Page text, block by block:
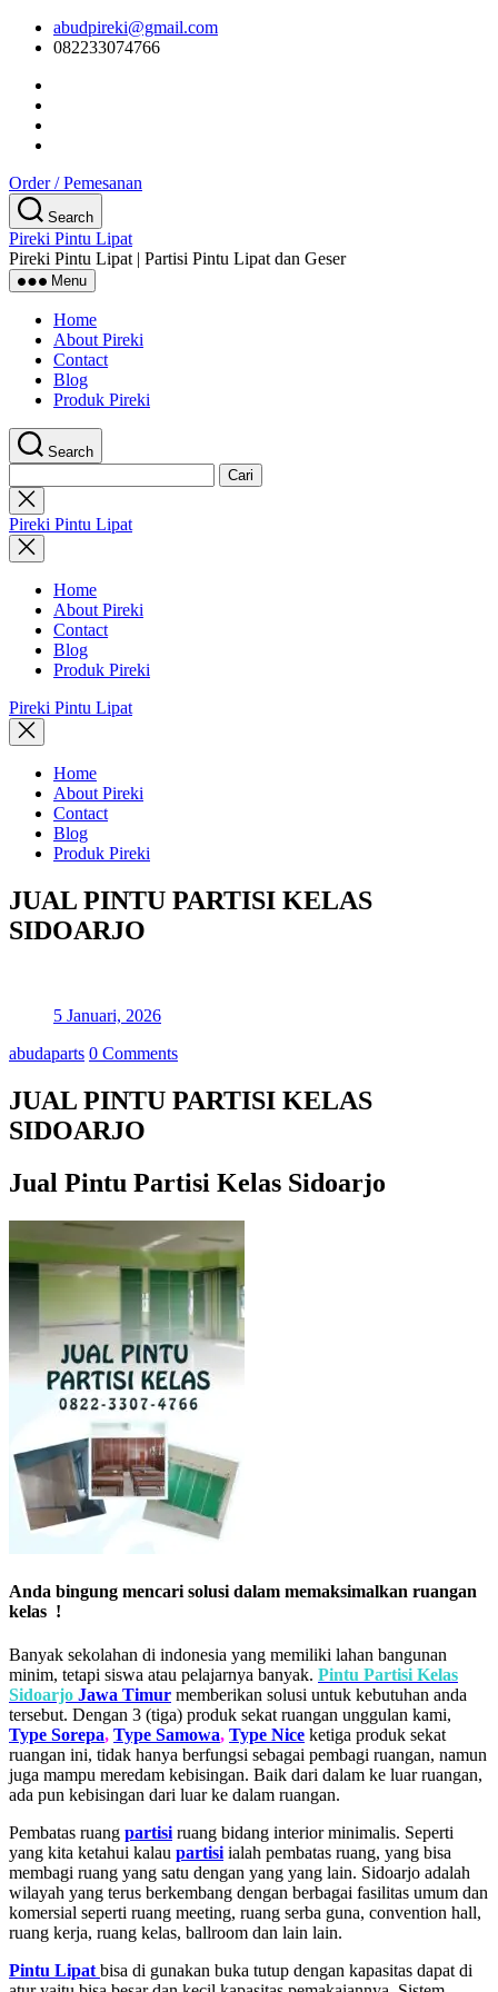
Skip
content
abudpireki@gmail.com
082233074766
Order / Pemesanan
Search
Pireki Pintu Lipat
Pireki Pintu Lipat | Partisi Pintu Lipat dan Geser
Menu
Home
About Pireki
Contact
Blog
Produk Pireki
Search
untuk:
Close
search
Pireki Pintu Lipat
Home
About Pireki
Contact
Blog
Produk Pireki
Pireki Pintu Lipat
Home
About Pireki
Contact
Blog
Produk Pireki
JUAL PINTU PARTISI KELAS
SIDOARJO
5 Januari, 2026
abudaparts 0 Comments
JUAL PINTU PARTISI KELAS
SIDOARJO
Jual Pintu Partisi Kelas Sidoarjo
Anda bingung mencari solusi dalam memaksimalkan ruangan
kelas !
Banyak sekolahan di indonesia yang memiliki lahan bangunan
minim, tetapi siswa atau pelajarnya banyak. Pintu Partisi Kelas
Sidoarjo Jawa Timur memberikan solusi untuk kebutuhan anda
tersebut. Dengan 3 (tiga) produk sekat ruangan unggulan kami,
Type Sorepa, Type Samowa, Type Nice ketiga produk sekat
ruangan ini, tidak hanya berfungsi sebagai pembagi ruangan, namun
juga mampu meredam kebisingan. Baik dari dalam ke luar ruangan,
ada pun kebisingan dari luar ke dalam ruangan.
Pembatas ruang partisi ruang bidang interior minimalis. Seperti
yang kita ketahui kalau partisi ialah pembatas ruang, yang bisa
membagi ruang yang satu dengan yang yang lain. Sidoarjo adalah
wilayah yang terus berkembang dengan berbagai fasilitas umum dan
komersial seperti ruang meeting, ruang serba guna, convention hall,
ruang kerja, ruang kelas, ballroom dan lain lain.
Pintu Lipat bisa di gunakan buka tutup dengan kapasitas dapat di